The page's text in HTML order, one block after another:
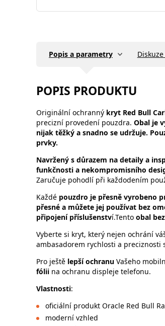
Popis a parametry Diskuze
POPIS PRODUKTU
Originální ochranný kryt Red Bull
precizní provedení pouzdra. Obal je
nijak těžký a snadno se udržuje.
prvky.
Navržený s důrazem na detaily a
funkčnosti a nekompromisního
Zaručuje pohodlí při každodením
Každé pouzdro je přesně vyrobeno
přesné a můžete jej používat bez
připojení příslušenství.Tento obal
Vyberte si kryt, který nejen ochrání
ambasadorem rychlosti a preciznosti
Pro ještě lepší ochranu Vašeho
fólii na ochranu displeje telefonu.
Vlastnosti:
oficiální produkt Oracle Red Bull
moderní vzhled